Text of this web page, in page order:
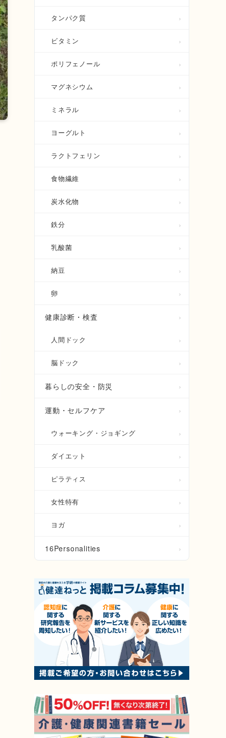
タンパク質
ビタミン
ポリフェノール
マグネシウム
ミネラル
ヨーグルト
ラクトフェリン
食物繊維
炭水化物
鉄分
乳酸菌
納豆
卵
健康診断・検査
人間ドック
脳ドック
暮らしの安全・防災
運動・セルフケア
ウォーキング・ジョギング
ダイエット
ピラティス
女性特有
ヨガ
16Personalities